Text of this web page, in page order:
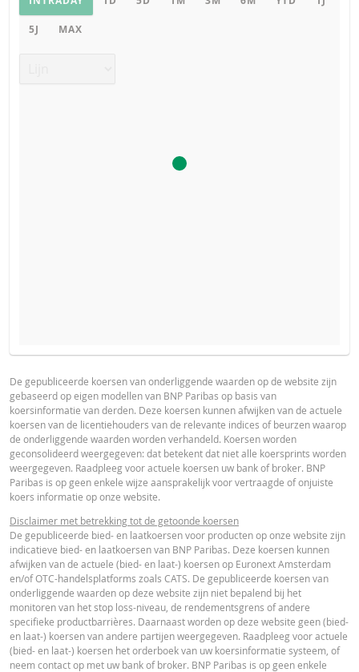
5J MAX
De calculator voor dit product is uitgeschakeld, omdat het
stop-loss niveau van dit product bereikt is.
PROSPECTUS
Nederlands (Nederland) PDF
FINAL TERMS
Nederlands (Nederland)
DEFINITIEVE VOORWAARDEN SAMENVATTING
Nederlands (Nederland) PDF
PRODUCT PROJECTIONS
Some helper text for the product price projections, financial
advised
UNDERLYING PRICE PRICE PROJECTION
De gepubliceerde koersen van onderliggende waarden op de website zijn
gebaseerd op eigen modellen van BNP Paribas op basis van
koersinformatie van derden. Deze koersen kunnen afwijken van de actuele
koersen van de licentiehouders van de relevante indices of beurzen waarop
de onderliggende waarden worden verhandeld. Koersen worden
geconsolideerd weergegeven: dat betekent dat niet alle koersprints worden
weergegeven. Raadpleeg voor actuele koersen uw bank of broker. BNP
Paribas is op geen enkele wijze aansprakelijk voor vertraagde of onjuiste
koers informatie op onze website.
Disclaimer met betrekking tot de getoonde koersen
De gepubliceerde bied- en laatkoersen voor producten op onze website zijn
indicatieve bied- en laatkoersen van BNP Paribas. Deze koersen kunnen
afwijken van de actuele (bied- en laat-) koersen op Euronext Amsterdam
en/of OTC-handelsplatforms zoals CATS. De gepubliceerde koersen van
onderliggende waarden op deze website zijn niet bepalend bij het
monitoren van het stop loss-niveau, de rendementsgrens of andere
specifieke productbarrières. Daarnaast worden op deze website geen (bied-
en laat-) koersen van andere partijen weergegeven. Raadpleeg voor actuele
(bied- en laat-) koersen het orderboek van uw koersinformatie systeem, of
neem contact op met uw bank of broker. BNP Paribas is op geen enkele